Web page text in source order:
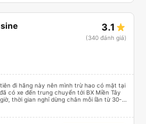
3.1
(340 đánh giá)
đi hãng này nên mình trừ hao có mặt tại
có xe đến trung chuyển tới BX Miền Tây
thời gian nghỉ dừng chân mỗi lần từ 30-
trung chuyển chờ sẵn chở đến nơi.